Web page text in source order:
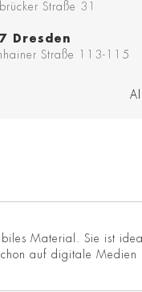
Straße 31
Dresden
Straße 113-115
Material. Sie ist
auf digitale Medien